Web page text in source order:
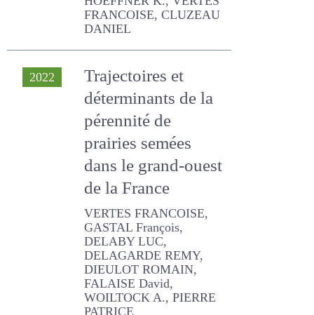
PERES GUENOLA,
HOEFFNER K., VERTES
FRANCOISE, CLUZEAU
DANIEL
Trajectoires et
déterminants de la
pérennité de
prairies semées
dans le grand-
ouest de la France
VERTES FRANCOISE,
GASTAL François, DELABY
LUC, DELAGARDE REMY,
DIEULOT ROMAIN, FALAISE
David, WOILTOCK A.,
PIERRE PATRICE